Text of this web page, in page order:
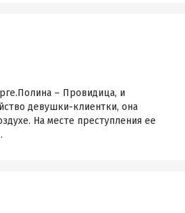
– Провидица, и
девушки-клиентки, она
На месте преступления ее